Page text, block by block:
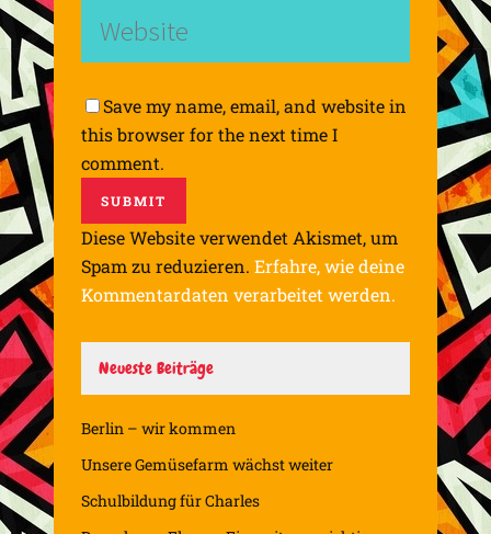
Save my name, email, and website in
this browser for the next time I
comment.
Diese Website verwendet Akismet, um
Spam zu reduzieren. Erfahre, wie deine
Kommentardaten verarbeitet werden.
Neueste Beiträge
Berlin – wir kommen
Unsere Gemüsefarm wächst weiter
Schulbildung für Charles